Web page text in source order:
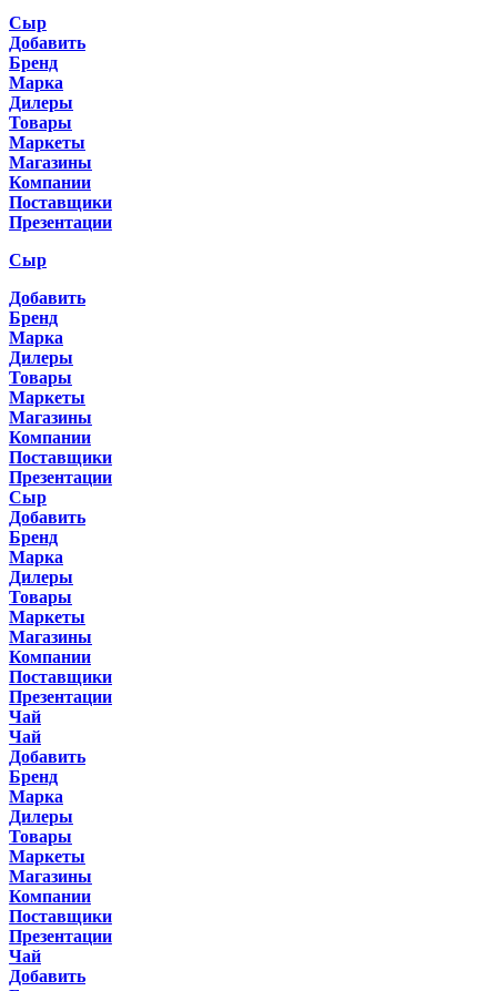
Сыр
Добавить
Бренд
Марка
Дилеры
Товары
Маркеты
Магазины
Компании
Поставщики
Презентации
Сыр
Добавить
Бренд
Марка
Дилеры
Товары
Маркеты
Магазины
Компании
Поставщики
Презентации
Сыр
Добавить
Бренд
Марка
Дилеры
Товары
Маркеты
Магазины
Компании
Поставщики
Презентации
Чай
Чай
Добавить
Бренд
Марка
Дилеры
Товары
Маркеты
Магазины
Компании
Поставщики
Презентации
Чай
Добавить